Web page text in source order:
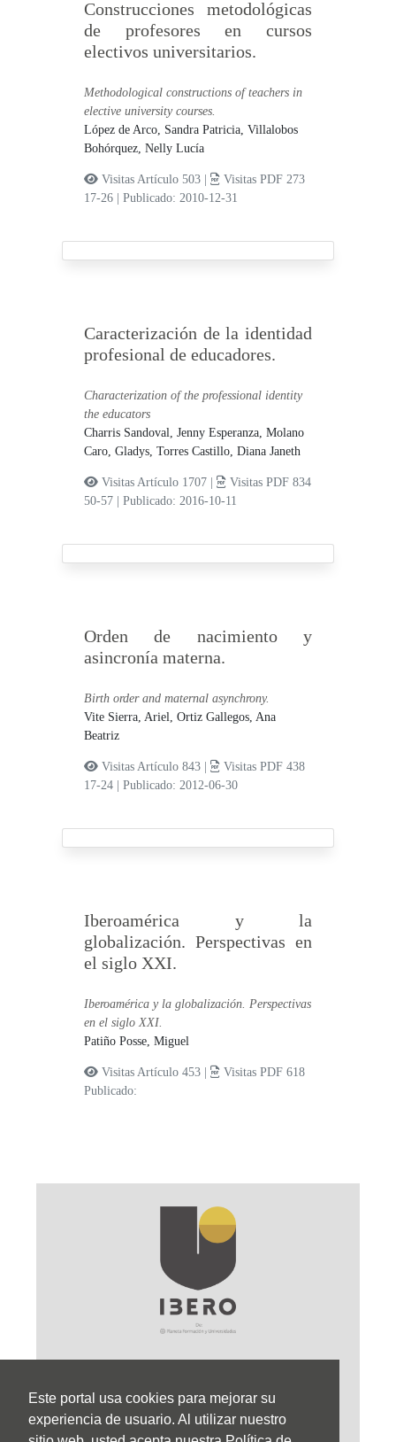
Este portal usa cookies para mejorar su
experiencia de usuario. Al utilizar nuestro
Construcciones metodológicas
de profesores en cursos
electivos universitarios.
Methodological constructions of teachers in
elective university courses.
López de Arco, Sandra Patricia,Villalobos
Bohórquez, Nelly Lucía
Visitas Artículo 503 |
Visitas PDF 273
17-26
|Publicado: 2010-12-31
Caracterización de la identidad
profesional de educadores.
Characterization of the professional identity
the educators
Charris Sandoval, Jenny Esperanza,Molano
Caro, Gladys,Torres Castillo, Diana Janeth
Visitas Artículo 1707 |
Visitas PDF 834
50-57
|Publicado: 2016-10-11
Orden de nacimiento y
asincronía materna.
Birth order and maternal asynchrony.
Vite Sierra, Ariel,Ortiz Gallegos, Ana
Beatriz
Visitas Artículo 843 |
Visitas PDF 438
17-24
|Publicado: 2012-06-30
Iberoamérica y la
globalización. Perspectivas en
el siglo XXI.
Iberoamérica y la globalización. Perspectivas
en el siglo XXI.
Patiño Posse, Miguel
Visitas Artículo 453 |
Visitas PDF 618
Publicado:
Sede Principal